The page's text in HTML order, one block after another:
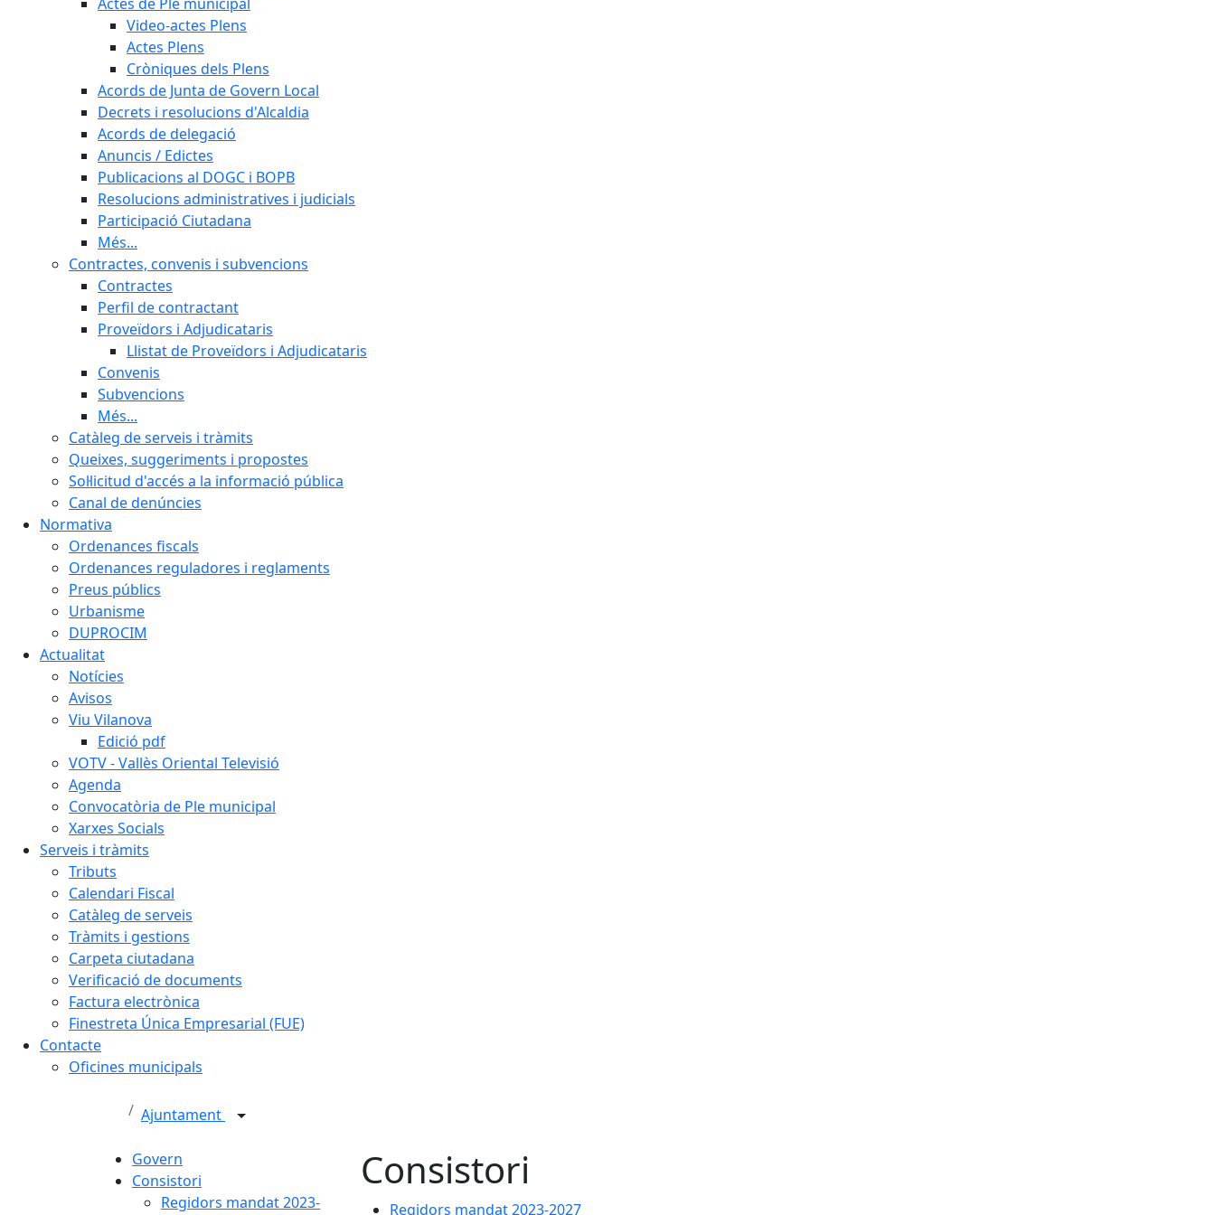
Video-actes Plens
Actes Plens
Cròniques dels Plens
Acords de Junta de Govern Local
Decrets i resolucions d'Alcaldia
Acords de delegació
Anuncis / Edictes
Publicacions al DOGC i BOPB
Resolucions administratives i judicials
Participació Ciutadana
Més...
Contractes, convenis i subvencions
Contractes
Perfil de contractant
Proveïdors i Adjudicataris
Llistat de Proveïdors i Adjudicataris
Convenis
Subvencions
Més...
Catàleg de serveis i tràmits
Queixes, suggeriments i propostes
Sol·licitud d'accés a la informació pública
Canal de denúncies
Normativa
Ordenances fiscals
Ordenances reguladores i reglaments
Preus públics
Urbanisme
DUPROCIM
Actualitat
Notícies
Avisos
Viu Vilanova
Edició pdf
VOTV - Vallès Oriental Televisió
Agenda
Convocatòria de Ple municipal
Xarxes Socials
Serveis i tràmits
Tributs
Calendari Fiscal
Catàleg de serveis
Tràmits i gestions
Carpeta ciutadana
Verificació de documents
Factura electrònica
Finestreta Única Empresarial (FUE)
Contacte
Oficines municipals
Ajuntament
Govern
Consistori
Regidors mandat 2023-
Consistori
Regidors mandat 2023-2027